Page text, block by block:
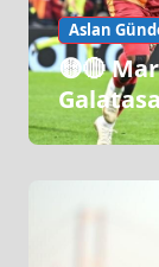
Aslan
🟡🔴